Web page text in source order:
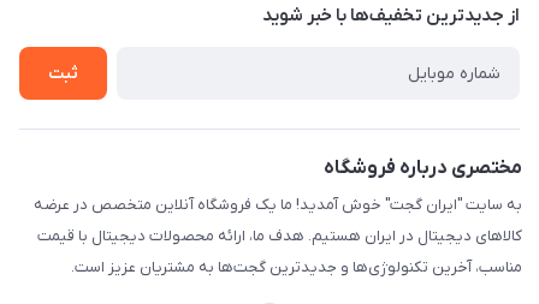
درباره ما
راهنما
از جدید‌ترین تخفیف‌ها با‌ خبر شوید
ثبت
مختصری درباره فروشگاه
به سایت "ایران گجت" خوش آمدید! ما یک فروشگاه آنلاین متخصص در عرضه
کالاهای دیجیتال در ایران هستیم. هدف ما، ارائه محصولات دیجیتال با قیمت
مناسب، آخرین تکنولوژی‌ها و جدیدترین گجت‌ها به مشتریان عزیز است.